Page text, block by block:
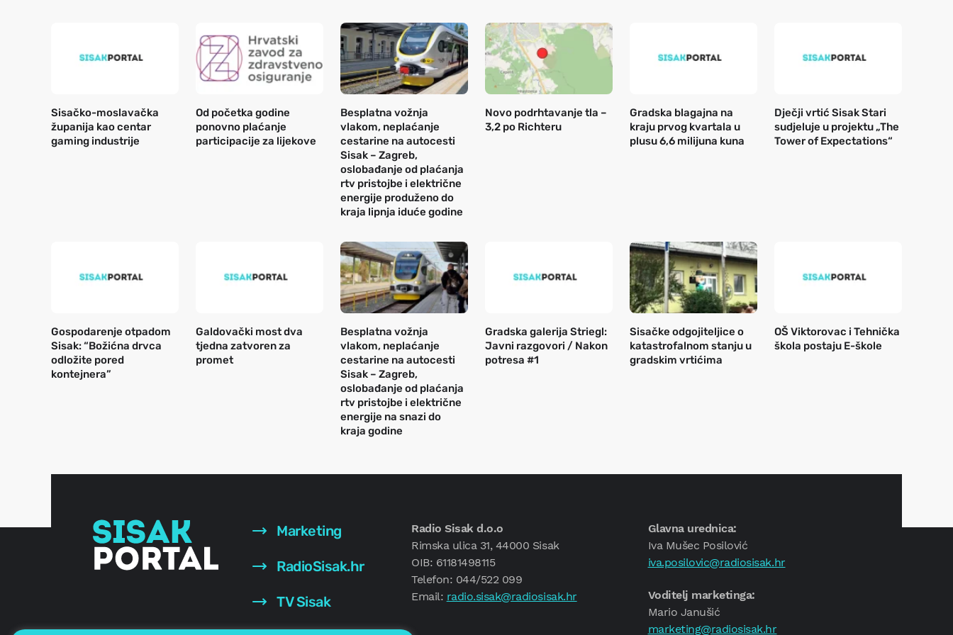
Sisačko-moslavačka
županija kao centar
gaming industrije
Od početka godine
ponovno plaćanje
participacije za lijekove
Besplatna vožnja
vlakom, neplaćanje
cestarine na autocesti
Sisak – Zagreb,
oslobađanje od plaćanja
rtv pristojbe i električne
energije produženo do
kraja lipnja iduće godine
Novo podrhtavanje tla –
3,2 po Richteru
Gradska blagajna na
kraju prvog kvartala u
plusu 6,6 milijuna kuna
Dječji vrtić Sisak Stari
sudjeluje u projektu „The
Tower of Expectations“
Gospodarenje otpadom
Sisak: “Božićna drvca
odložite pored
kontejnera”
Galdovački most dva
tjedna zatvoren za
promet
Besplatna vožnja
vlakom, neplaćanje
cestarine na autocesti
Sisak – Zagreb,
oslobađanje od plaćanja
rtv pristojbe i električne
energije na snazi do
kraja godine
Gradska galerija Striegl:
Javni razgovori / Nakon
potresa #1
Sisačke odgojiteljice o
katastrofalnom stanju u
gradskim vrtićima
OŠ Viktorovac i Tehnička
škola postaju E-škole
Marketing
RadioSisak.hr
TV Sisak
Radio Sisak d.o.o
Rimska ulica 31, 44000 Sisak
OIB: 61181498115
Telefon: 044/522 099
Email: radio.sisak@radiosisak.hr
Glavna urednica:
Iva Mušec Posilović
iva.posilovic@radiosisak.hr
Voditelj marketinga:
Mario Janušić
marketing@radiosisak.hr